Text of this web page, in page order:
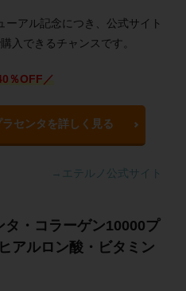
アル記念につき、公式サイト
入できるチャンスです。
％OFF／
センタを詳しく見る
→エテルノ公式サイト
タ・コラーゲン10000プ
アルロン酸・ビタミン